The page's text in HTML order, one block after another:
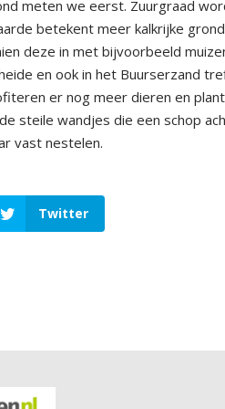
meten we eerst. Zuurgraad
betekent meer kalkrijke
deze in met bijvoorbeeld
en ook in het Buurserzand
er nog meer dieren en
steile wandjes die een schop
vast nestelen.
Twitter